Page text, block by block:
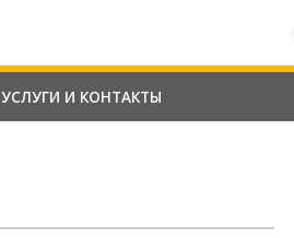
УСЛУГИ И КОНТАКТЫ